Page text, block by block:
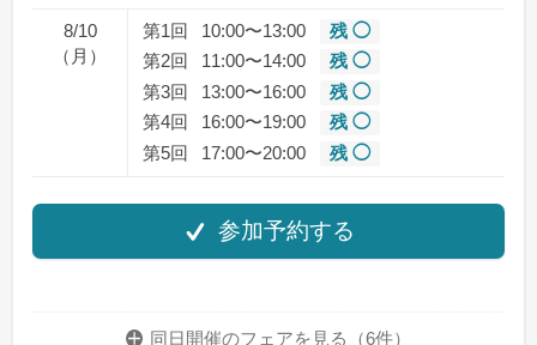
8/10
（月）
第1回 10:00〜13:00
残 ◯
第2回
11:00〜14:00
残 ◯
第3回
13:00〜16:00
残 ◯
第4回
16:00〜19:00
残 ◯
第5回
17:00〜20:00 残 ◯
参加予約する
同日開催のフェアを 見る（6件）